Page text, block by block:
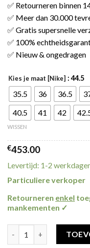
✅ Retourneren binnen
✅ Meer dan 30.000
✅ Gratis supersnelle
✅ 100%
✅ Nieuw & ongedragen
Kies je maat [Nike] : 44.5
35.5 36 36.5
40.5
41 42
WISSEN
€453.00
Levertijd: 1-2
Particuliere verkoper
Retourneren enkel
mankementen ✓
Jordan 1 Mid Peach